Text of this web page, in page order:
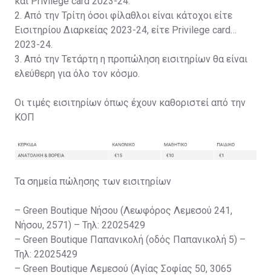
2. Από την Τρίτη όσοι φίλαθλοι είναι κάτοχοι είτε
Εισιτηρίου Διαρκείας 2023-24, είτε Privilege card
2023-24.
3. Από την Τετάρτη η προπώληση εισιτηρίων θα είναι
ελεύθερη για όλο τον κόσμο.
Οι τιμές εισιτηρίων όπως έχουν καθοριστεί από την
ΚΟΠ
Τα σημεία πώλησης των εισιτηρίων
– Green Boutique Νήσου (Λεωφόρος Λεμεσού 241,
Νήσου, 2571) – Τηλ: 22025429
– Green Boutique Παπανικολή (οδός Παπανικολή 5) –
Τηλ: 22025429
– Green Boutique Λεμεσού (Αγίας Σοφίας 50, 3065